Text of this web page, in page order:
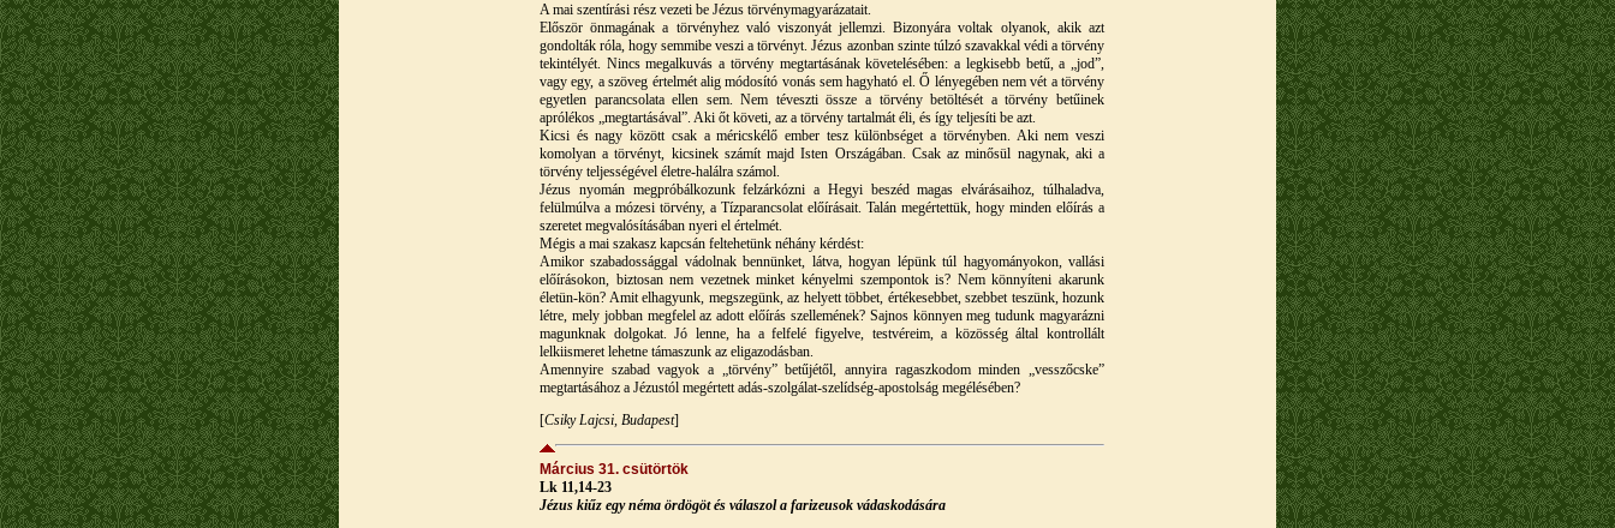
A mai szentírási rész vezeti be Jézus törvénymagyarázatait.
Először önmagának a törvényhez való viszonyát jellemzi. Bizonyára voltak olyanok, akik azt
gondolták róla, hogy semmibe veszi a törvényt. Jézus azonban szinte túlzó szavakkal védi a törvény
tekintélyét. Nincs megalkuvás a törvény megtartásának követelésében: a legkisebb betű, a „jod”,
vagy egy, a szöveg értelmét alig módosító vonás sem hagyható el. Ő lényegében nem vét a törvény
egyetlen parancsolata ellen sem. Nem téveszti össze a törvény betöltését a törvény betűinek
aprólékos „megtartásával”. Aki őt követi, az a törvény tartalmát éli, és így teljesíti be azt.
Kicsi és nagy között csak a méricskélő ember tesz különbséget a törvényben. Aki nem veszi
komolyan a törvényt, kicsinek számít majd Isten Országában. Csak az minősül nagynak, aki a
törvény teljességével életre-halálra számol.
Jézus nyomán megpróbálkozunk felzárkózni a Hegyi beszéd magas elvárásaihoz, túlhaladva,
felülmúlva a mózesi törvény, a Tízparancsolat előírásait. Talán megértettük, hogy minden előírás a
szeretet megvalósításában nyeri el értelmét.
Mégis a mai szakasz kapcsán feltehetünk néhány kérdést:
Amikor szabadossággal vádolnak bennünket, látva, hogyan lépünk túl hagyományokon, vallási
előírásokon, biztosan nem vezetnek minket kényelmi szempontok is? Nem könnyíteni akarunk
életün-kön? Amit elhagyunk, megszegünk, az helyett többet, értékesebbet, szebbet teszünk, hozunk
létre, mely jobban megfelel az adott előírás szellemének? Sajnos könnyen meg tudunk magyarázni
magunknak dolgokat. Jó lenne, ha a felfelé figyelve, testvéreim, a közösség által kontrollált
lelkiismeret lehetne támaszunk az eligazodásban.
Amennyire szabad vagyok a „törvény” betűjétől, annyira ragaszkodom minden „vesszőcske”
megtartásához a Jézustól megértett adás-szolgálat-szelídség-apostolság megélésében?
[Csiky Lajcsi, Budapest]
Március 31. csütörtök
Lk 11,14-23
Jézus kiűz egy néma ördögöt és válaszol a farizeusok vádaskodására